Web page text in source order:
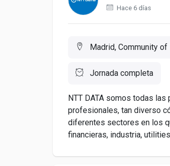
Hace 6 días
Madrid, Community of
Jornada completa
NTT DATA somos todas
profesionales, tan diverso
diferentes sectores en los
financieras, industria,